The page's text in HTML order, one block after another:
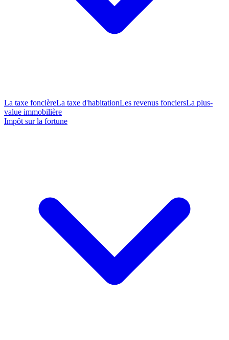
La taxe foncièreLa taxe d'habitationLes revenus fonciersLa plus-
value immobilière
Impôt sur la fortune